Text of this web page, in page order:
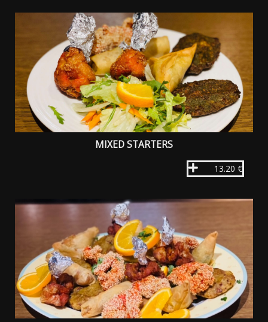
MIXED STARTERS
13.20 €